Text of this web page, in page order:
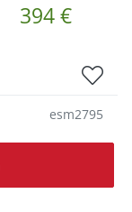
394 €
esm2795